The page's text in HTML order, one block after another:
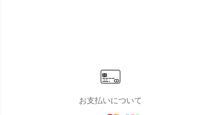
お支払いについて